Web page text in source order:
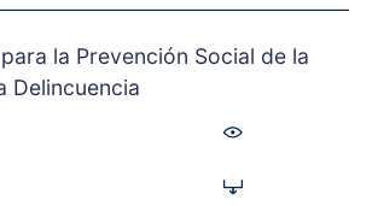
la Prevención Social de la
Delincuencia